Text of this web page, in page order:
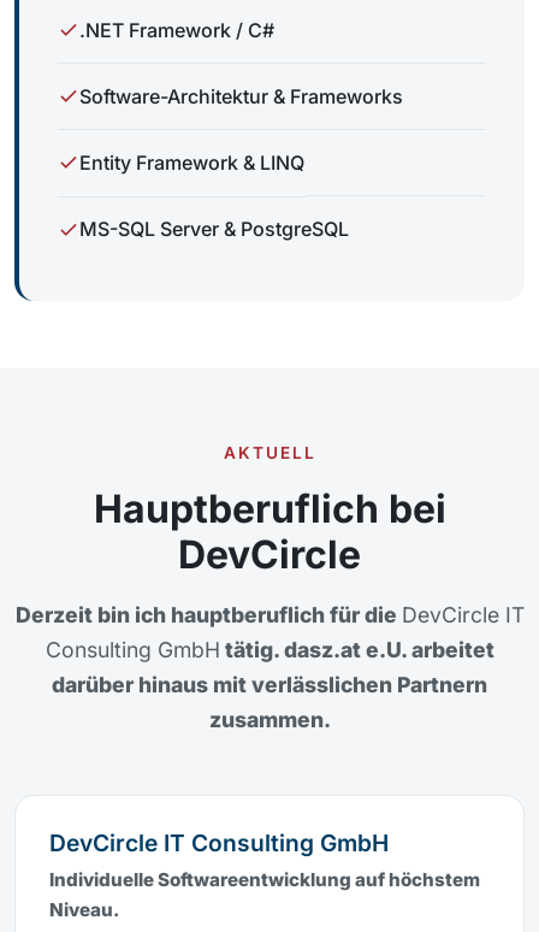
.NET Framework / C#
Software-Architektur & Frameworks
Entity Framework & LINQ
MS-SQL Server & PostgreSQL
AKTUELL
Hauptberuflich bei
DevCircle
Derzeit bin ich hauptberuflich für die DevCircle IT
Consulting GmbH tätig. dasz.at e.U. arbeitet
darüber hinaus mit verlässlichen Partnern
zusammen.
DevCircle IT Consulting GmbH
Individuelle Softwareentwicklung auf höchstem
Niveau.